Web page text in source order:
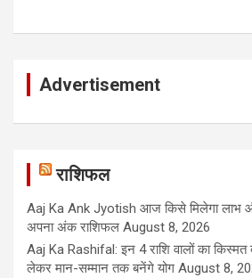
Advertisement
राशिफल
Aaj Ka Ank Jyotish आज किसे मिलेगा लाभ
अपना अंक राशिफल August 8, 2026
Aaj Ka Rashifal: इन 4 राशि वालों का
लेकर मान-सम्मान तक बनेंगे योग August 8,